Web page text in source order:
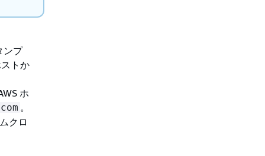
ンプ
トか
ホ
。
クロ